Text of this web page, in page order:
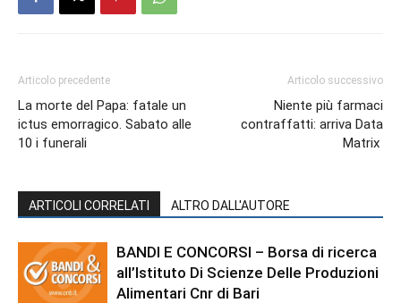
Articolo precedente
La morte del Papa: fatale un
ictus emorragico. Sabato alle
10 i funerali
Articolo successivo
Niente più farmaci
contraffatti: arriva Data
Matrix
ARTICOLI CORRELATI ALTRO DALL'AUTORE
BANDI E CONCORSI – Borsa di ricerca
all’Istituto Di Scienze Delle Produzioni
Alimentari Cnr di Bari